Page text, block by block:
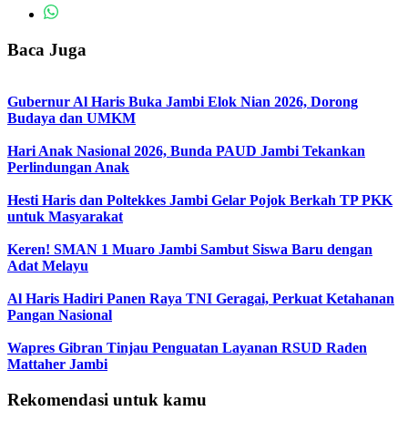
Baca Juga
Gubernur Al Haris Buka Jambi Elok Nian 2026, Dorong
Budaya dan UMKM
Hari Anak Nasional 2026, Bunda PAUD Jambi Tekankan
Perlindungan Anak
Hesti Haris dan Poltekkes Jambi Gelar Pojok Berkah TP PKK
untuk Masyarakat
Keren! SMAN 1 Muaro Jambi Sambut Siswa Baru dengan
Adat Melayu
Al Haris Hadiri Panen Raya TNI Geragai, Perkuat Ketahanan
Pangan Nasional
Wapres Gibran Tinjau Penguatan Layanan RSUD Raden
Mattaher Jambi
Rekomendasi untuk kamu